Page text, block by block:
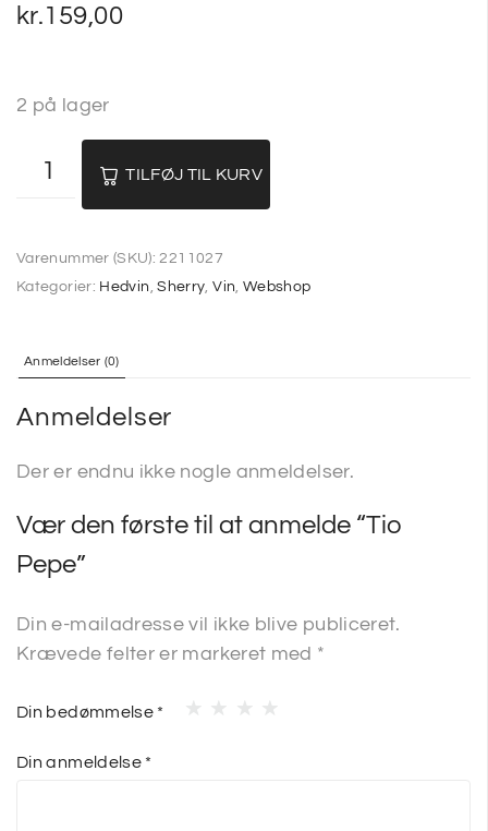
kr.159,00
2 på lager
TILFØJ TIL KURV
Varenummer (SKU):2211027
Kategorier: Hedvin ,Sherry,Vin, Webshop
Anmeldelser (0)
Anmeldelser
Der er endnu ikke nogle anmeldelser.
Vær den første til at anmelde “Tio
Pepe”
Din e-mailadresse vil ikke blive publiceret.
Krævede felter er markeret med *
Din bedømmelse *
Din anmeldelse *